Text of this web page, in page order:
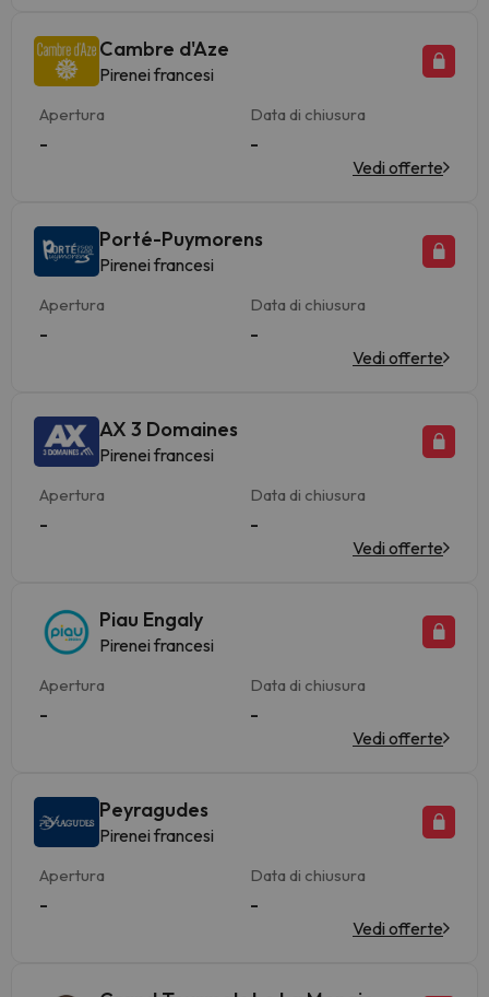
Cambre d'Aze
Pirenei francesi
Apertura
-
Data di chiusura
-
Vedi offerte
Porté-Puymorens
Pirenei francesi
Apertura
-
Data di chiusura
-
Vedi offerte
AX 3 Domaines
Pirenei francesi
Apertura
-
Data di chiusura
-
Vedi offerte
Piau Engaly
Pirenei francesi
Apertura
-
Data di chiusura
-
Vedi offerte
Peyragudes
Pirenei francesi
Apertura
-
Data di chiusura
-
Vedi offerte